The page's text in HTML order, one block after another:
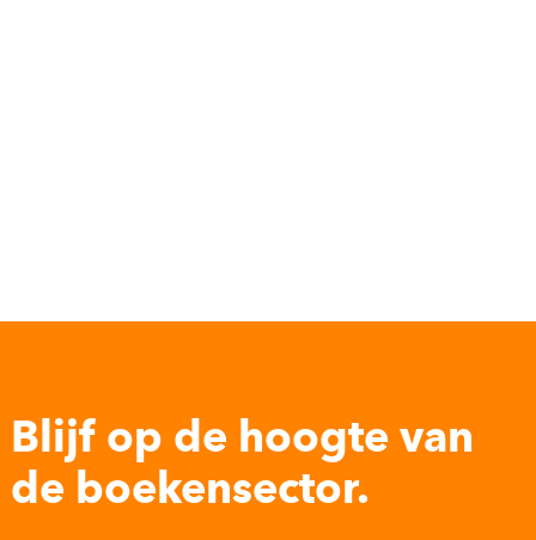
Blijf op de hoogte van
de boekensector.